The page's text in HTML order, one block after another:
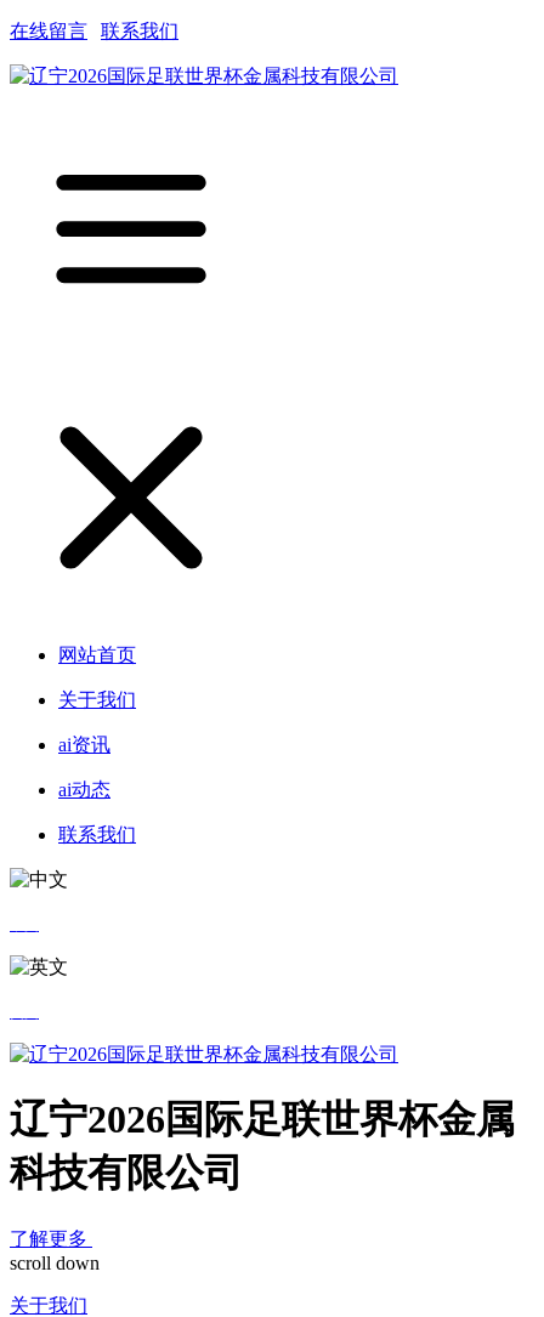
在线留言 联系我们
网站首页
关于我们
ai资讯
ai动态
联系我们
辽宁2026国际足联世界杯金属
科技有限公司
了解更多
scroll down
关于我们